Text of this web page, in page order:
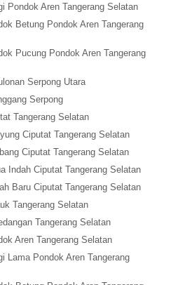
Pondok Aren Tangerang Selatan
Betung Pondok Aren Tangerang
Pucung Pondok Aren Tangerang
Serpong Utara
Serpong
Tangerang Selatan
Ciputat Tangerang Selatan
Ciputat Tangerang Selatan
Indah Ciputat Tangerang Selatan
Baru Ciputat Tangerang Selatan
Tangerang Selatan
Tangerang Selatan
Aren Tangerang Selatan
Lama Pondok Aren Tangerang